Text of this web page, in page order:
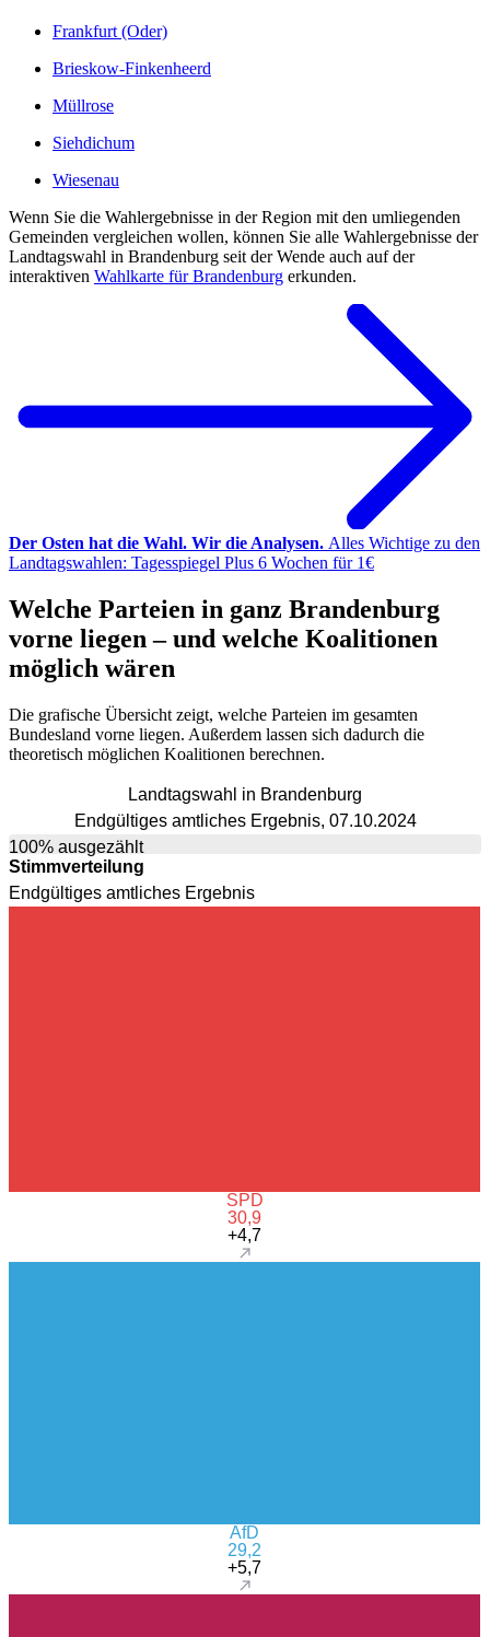
Frankfurt (Oder)
Brieskow-Finkenheerd
Müllrose
Siehdichum
Wiesenau
Wenn Sie die Wahlergebnisse in der Region mit den umliegenden
Gemeinden vergleichen wollen, können Sie alle Wahlergebnisse der
Landtagswahl in Brandenburg seit der Wende auch auf der
interaktiven Wahlkarte für Brandenburg erkunden.
Der Osten hat die Wahl. Wir die Analysen. Alles Wichtige zu den
Landtagswahlen: Tagesspiegel Plus 6 Wochen für 1€
Welche Parteien in ganz Brandenburg
vorne liegen – und welche Koalitionen
möglich wären
Die grafische Übersicht zeigt, welche Parteien im gesamten
Bundesland vorne liegen. Außerdem lassen sich dadurch die
theoretisch möglichen Koalitionen berechnen.
Landtagswahl in Brandenburg
Endgültiges amtliches Ergebnis, 07.10.2024
100% ausgezählt
Stimmverteilung
Endgültiges amtliches Ergebnis
SPD
30,9
+4,7
AfD
29,2
+5,7